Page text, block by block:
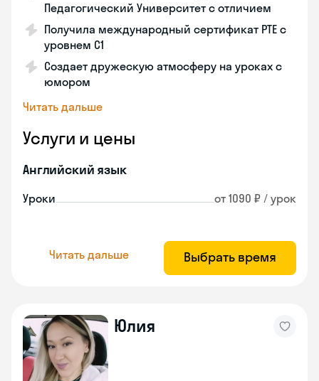
Педагогический Университет с отличием
Получила международный сертификат PTE с
уровнем C1
Создает дружескую атмосферу на уроках с
юмором
Читать дальше
Услуги и цены
Английский язык
Уроки от 1090 ₽ / урок
Читать дальше Выбрать время
Юлия